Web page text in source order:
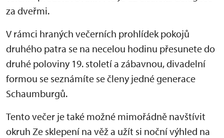
za dveřmi.
V rámci hraných večerních prohlídek pokojů
druhého patra se na necelou hodinu přesunete do
druhé poloviny 19. století a zábavnou, divadelní
formou se seznámíte se členy jedné generace
Schaumburgů.
Tento večer je také možné mimořádně navštívit
okruh Ze sklepení na věž a užít si noční výhled na